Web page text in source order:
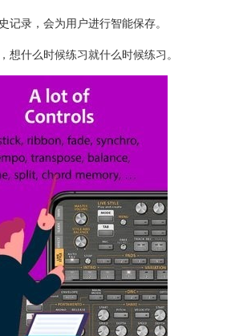
记录，会为用户进行智能保存。
想什么时候练习就什么时候练习。